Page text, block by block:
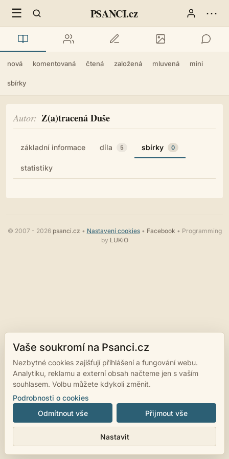
☰ PSANCI.cz ⋯
nová komentovaná čtená založená mluvená mini
sbírky
Autor Z(a)tracená Duše
základní informace díla 5 sbírky 0
statistiky
© 2007 - 2026 psanci.cz • Nastavení cookies• Facebook • Programming
by LUKiO
Vaše soukromí na Psanci.cz
Nezbytné cookies zajišťují přihlášení a fungování webu.
Analytiku, reklamu a externí obsah načteme jen s vaším
souhlasem. Volbu můžete kdykoli změnit.
Podrobnosti o cookies
Odmítnout vše
Nastavit
Přijmout vše